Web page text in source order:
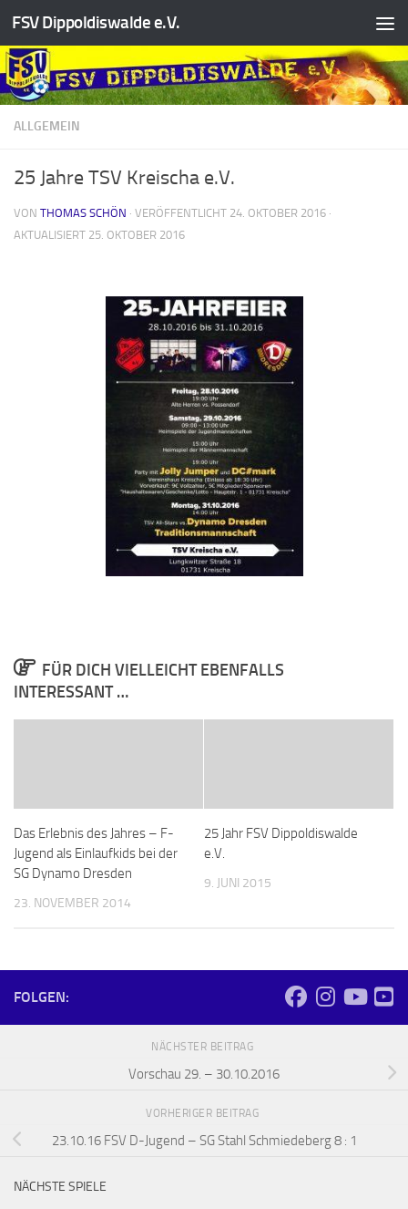
Zum Inhalt springen
FSV Dippoldiswalde e.V.
ALLGEMEIN
25 Jahre TSV Kreischa e.V.
VON THOMAS SCHÖN · VERÖFFENTLICHT 24. OKTOBER 2016 ·
AKTUALISIERT 25. OKTOBER 2016
FÜR DICH VIELLEICHT EBENFALLS
INTERESSANT …
Das Erlebnis des Jahres – F-
Jugend als Einlaufkids bei der
SG Dynamo Dresden
23. NOVEMBER 2014
25 Jahr FSV Dippoldiswalde
e.V.
9. JUNI 2015
FOLGEN:
NÄCHSTER BEITRAG
Vorschau 29. – 30.10.2016
VORHERIGER BEITRAG
23.10.16 FSV D-Jugend – SG Stahl Schmiedeberg 8 : 1
NÄCHSTE SPIELE